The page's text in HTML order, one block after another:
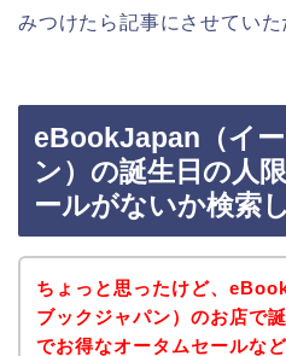
みつけたら記事にさせていた
eBookJapan（イ
ン）の誕生日の人
ールがないか検索
ちょっと思ったけど、
ブックジャパン）のお店で
でお得なオータムセールな